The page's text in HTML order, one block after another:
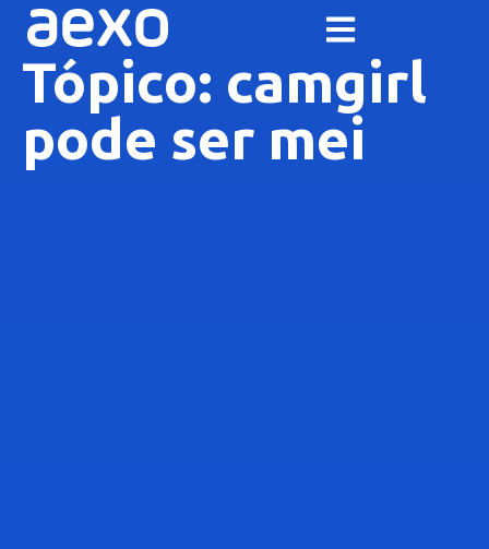
Tópico: camgirl
pode ser mei